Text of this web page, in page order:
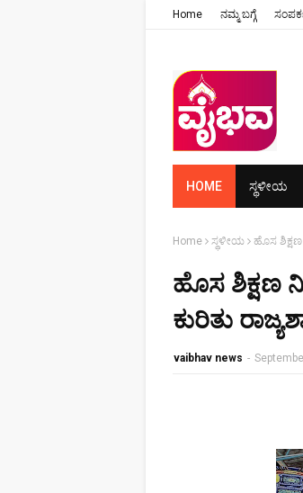
Home ನಮ್ಮ ಬಗ್ಗೆ
HOME ಸ್ಥಳೀಯ
Home ಸ್ಥಳೀಯ ಹೊಸ ಶಿಕ್ಷಣ
ಹೊಸ ಶಿಕ್ಷಣ
ಕುರಿತು
vaibhav news -